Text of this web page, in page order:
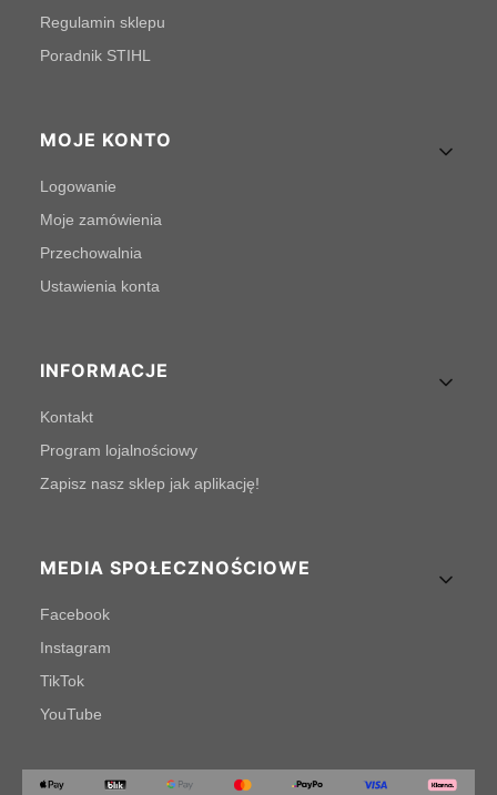
Regulamin sklepu
Poradnik STIHL
MOJE KONTO
Logowanie
Moje zamówienia
Przechowalnia
Ustawienia konta
INFORMACJE
Kontakt
Program lojalnościowy
Zapisz nasz sklep jak aplikację!
MEDIA SPOŁECZNOŚCIOWE
Facebook
Instagram
TikTok
YouTube